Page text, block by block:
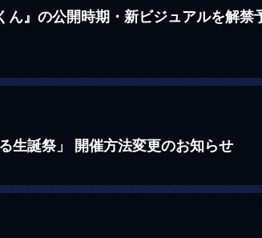
ん』の公開時期・新ビジュアルを解禁
生誕祭」 開催方法変更のお知らせ